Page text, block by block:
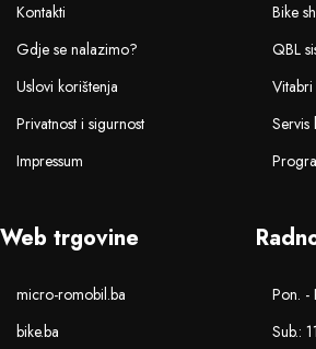
Kontakti
Gdje se nalazimo?
Uslovi korištenja
Privatnost i sigurnost
Impressum
Bike
QBL
Servis
Web trgovine
micro-romobil.ba
bike.ba
Pon.
Sub.: